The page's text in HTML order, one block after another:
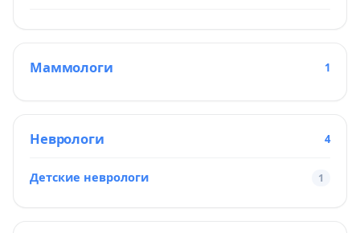
Маммологи 1
Неврологи 4
Детские неврологи 1